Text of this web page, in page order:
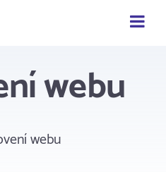
webu
webu